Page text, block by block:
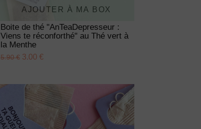
AJOUTER À MA BOX
Boite de thé "AnTeaDepresseur :
Viens te réconforthé" au Thé vert à
la Menthe
5.90 €3.00 €